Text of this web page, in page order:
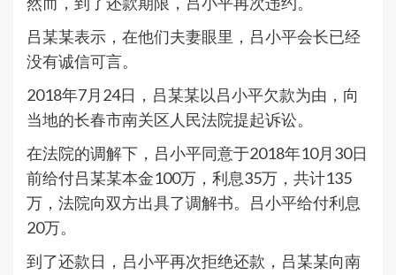
吕某某表示，在他们夫妻眼里，吕小平会长已经
没有诚信可言。
2018年7月24日，吕某某以吕小平欠款为由，向
当地的长春市南关区人民法院提起诉讼。
在法院的调解下，吕小平同意于2018年10月30日
前给付吕某某本金100万，利息35万，共计135
万，法院向双方出具了调解书。吕小平给付利息
20万。
到了还款日，吕小平再次拒绝还款，吕某某向南